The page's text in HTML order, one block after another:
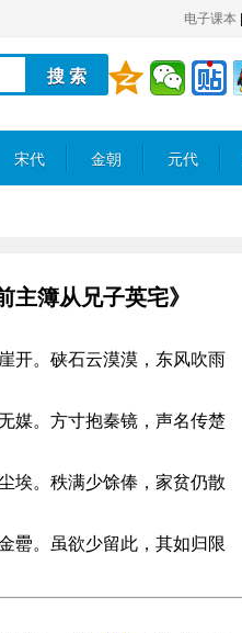
电子课本
宋代 金朝 元代
主簿从兄子英宅》
开。硖石云漠漠，东风吹雨
媒。方寸抱秦镜，声名传楚
埃。秩满少馀俸，家贫仍散
罍。虽欲少留此，其如归限